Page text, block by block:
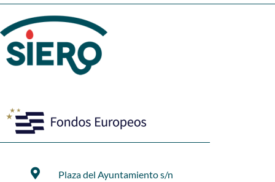
Plaza del Ayuntamiento s/n